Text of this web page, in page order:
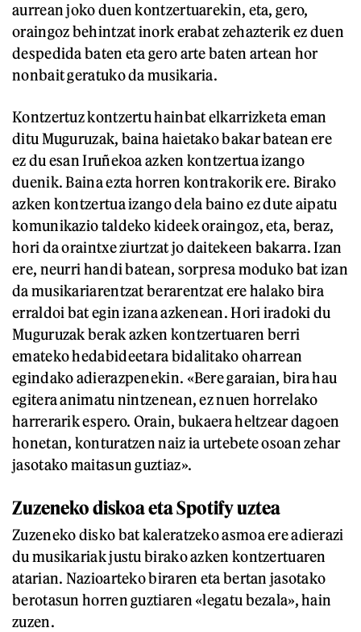
aurrean joko duen kontzertuarekin, eta, gero,
oraingoz behintzat inork erabat zehazterik ez duen
despedida baten eta gero arte baten artean hor
nonbait geratuko da musikaria.
Kontzertuz kontzertu hainbat elkarrizketa eman
ditu Muguruzak, baina haietako bakar batean ere
ez du esan Iruñekoa azken kontzertua izango
duenik. Baina ezta horren kontrakorik ere. Birako
azken kontzertua izango dela baino ez dute aipatu
komunikazio taldeko kideek oraingoz, eta, beraz,
hori da oraintxe ziurtzat jo daitekeen bakarra. Izan
ere, neurri handi batean, sorpresa moduko bat izan
da musikariarentzat berarentzat ere halako bira
erraldoi bat egin izana azkenean. Hori iradoki du
Muguruzak berak azken kontzertuaren berri
emateko hedabideetara bidalitako oharrean
egindako adierazpenekin. «Bere garaian, bira hau
egitera animatu nintzenean, ez nuen horrelako
harrerarik espero. Orain, bukaera heltzear dagoen
honetan, konturatzen naiz ia urtebete osoan zehar
jasotako maitasun guztiaz».
Zuzeneko diskoa eta Spotify uztea
Zuzeneko disko bat kaleratzeko asmoa ere adierazi
du musikariak justu birako azken kontzertuaren
atarian. Nazioarteko biraren eta bertan jasotako
berotasun horren guztiaren «legatu bezala», hain
zuzen.